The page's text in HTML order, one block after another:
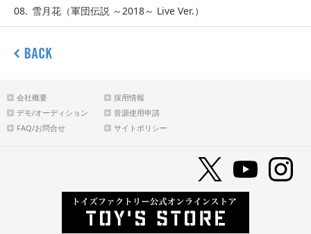
08. 雪月花（軍団伝説 ～2018～ Live Ver.）
会社概要
採用情報
デモ/オーディション
音源使用申請
FAQ/お問合せ
サイトポリシー